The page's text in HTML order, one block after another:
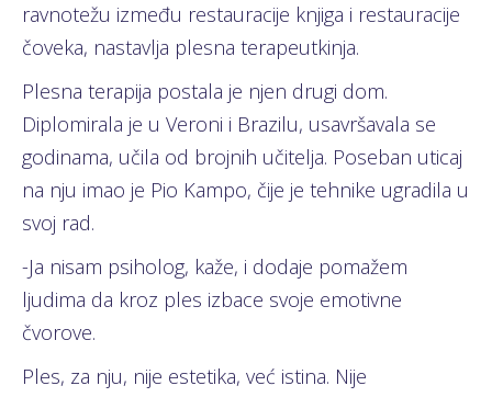
ravnotežu između restauracije knjiga i restauracije
čoveka, nastavlja plesna terapeutkinja.
Plesna terapija postala je njen drugi dom.
Diplomirala je u Veroni i Brazilu, usavršavala se
godinama, učila od brojnih učitelja. Poseban uticaj
na nju imao je Pio Kampo, čije je tehnike ugradila u
svoj rad.
-Ja nisam psiholog, kaže, i dodaje pomažem
ljudima da kroz ples izbace svoje emotivne
čvorove.
Ples, za nju, nije estetika, već istina. Nije